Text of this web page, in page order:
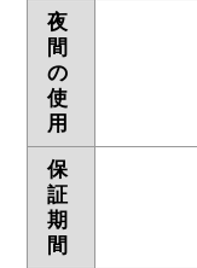
夜
間
の
使
用
保
証
期
間